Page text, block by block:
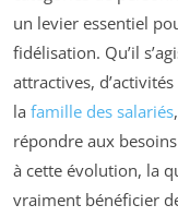
un levier essentiel
fidélisation. Qu’il
attractives,
la famille des salariés
répondre aux
à cette évolution, la
vraiment bénéficier